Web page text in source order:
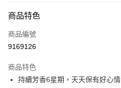
LINE Pay
Apple Pay
悠遊付
商品特色
商品編號
9169126
商品特色
持續芳香6星期，天天保有好心情